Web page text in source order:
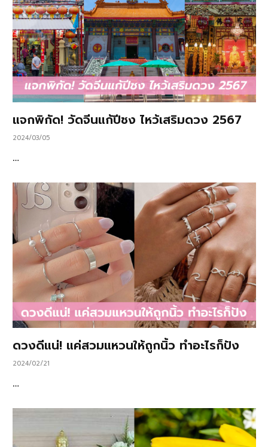
แจกพิกัด! วัดจีนแก้ปีชง ไหว้เสริมดวง 2567
2024/03/05
…
ดวงดีแน่! แค่สวมแหวนให้ถูกนิ้ว ทำอะไรก็ปัง
2024/02/21
…